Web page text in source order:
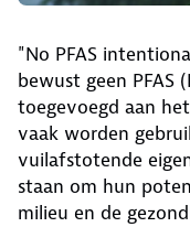
"No PFAS
bewust geen
toegevoegd aan
vaak worden
vuilafstotende
staan om hun
milieu en de